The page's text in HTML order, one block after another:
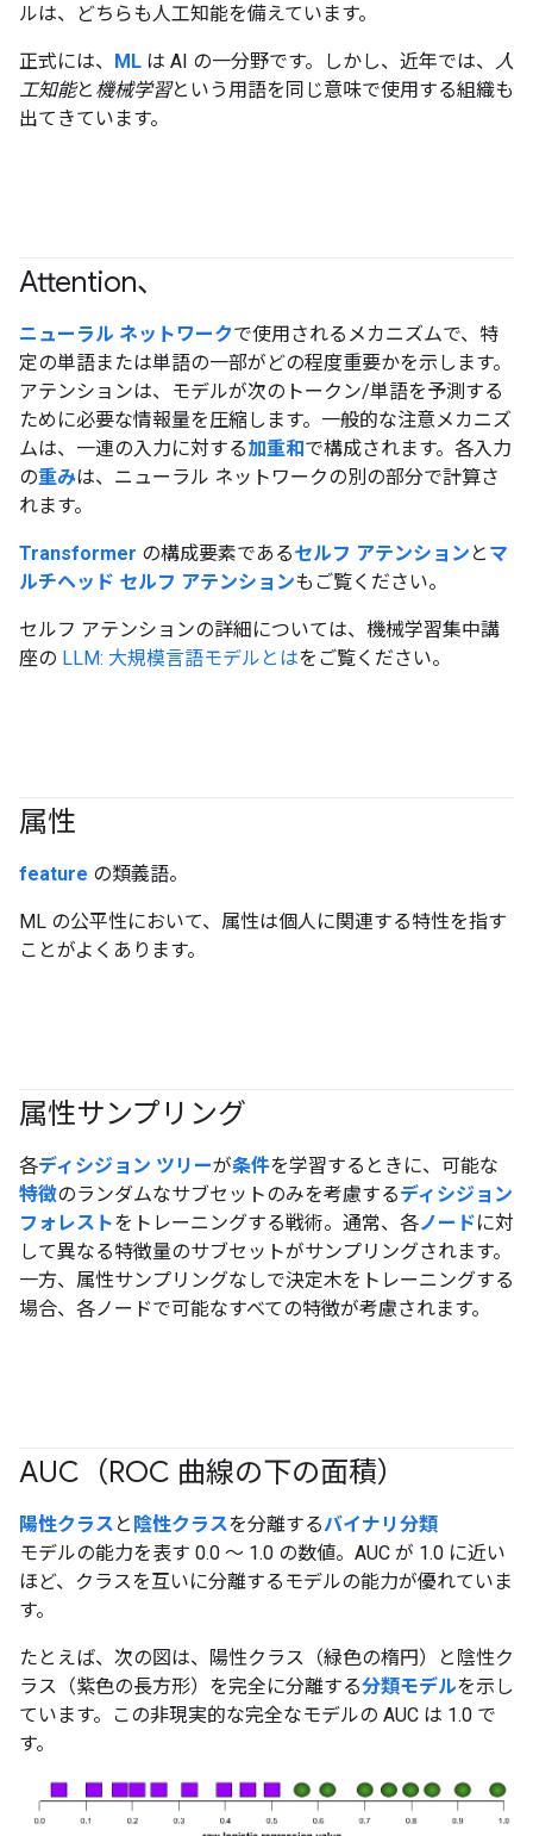
ルは、どちらも人工知能を備えています。
正式には、 ML は AI の一分野です。しかし、近年では、
人
工知能と 機械学習という用語を同じ意味で使用する組織も
出てきています。
Attention、
ニューラル ネットワークで使用されるメカニズムで、特
定の単語または単語の一部がどの程度重要かを示します。
アテンションは、モデルが次のトークン/単語を予測する
ために必要な情報量を圧縮します。一般的な注意メカニズ
ムは、一連の入力に対する加重和で構成されます。各入力
の重みは、ニューラル ネットワークの別の部分で計算さ
れます。
Transformer の構成要素であるセルフ アテンション と マ
ルチヘッド セルフ アテンションもご覧ください。
セルフ アテンションの詳細については、機械学習集中講
座の LLM: 大規模言語モデルとはをご覧ください。
属性
feature の類義語。
ML の公平性において、属性は個人に関連する特性を指す
ことがよくあります。
属性サンプリング
各ディシジョン ツリーが条件を学習するときに、可能な
特徴のランダムなサブセットのみを考慮するディシジョン
フォレストをトレーニングする戦術。通常、各ノードに対
して異なる特徴量のサブセットがサンプリングされます。
一方、属性サンプリングなしで決定木をトレーニングする
場合、各ノードで可能なすべての特徴が考慮されます。
AUC（ROC 曲線の下の面積）
陽性クラス と 陰性クラスを分離するバイナリ分類
モデルの能力を表す 0.0 ～ 1.0 の数値。AUC が 1.0 に近い
ほど、クラスを互いに分離するモデルの能力が優れていま
す。
たとえば、次の図は、陽性クラス（緑色の楕円）と陰性ク
ラス（紫色の長方形）を完全に分離する分類モデルを示し
ています。この非現実的な完全なモデルの AUC は 1.0 で
す。